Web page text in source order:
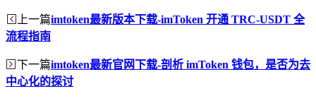
上一篇imtoken最新版本下载-imToken 开通 TRC-USDT 全
流程指南
下一篇imtoken最新官网下载-剖析 imToken 钱包，是否为去
中心化的探讨